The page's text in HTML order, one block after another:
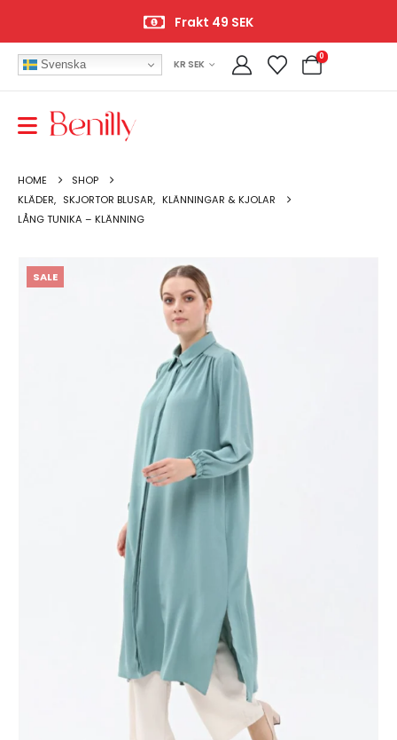
Frakt 49 SEK
Svenska KR SEK
0
HOME
SHOP
KLÄDER, SKJORTOR BLUSAR, KLÄNNINGAR & KJOLAR
LÅNG TUNIKA – KLÄNNING
SALE